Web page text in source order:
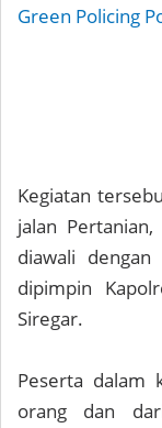
Green Policing
Kegiatan
jalan
diawali
dipimpin
Siregar.
Peserta dalam
orang dan